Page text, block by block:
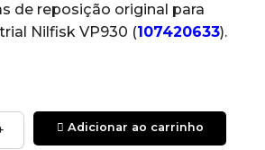
de reposição original para
Nilfisk VP930 (107420633).
frequência para evitar
Adicionar ao carrinho